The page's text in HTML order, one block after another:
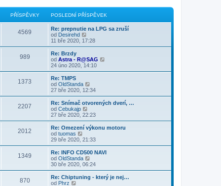
PŘÍSPĚVKY POSLEDNÍ PŘÍSPĚVEK
4569
Re: prepnutie na LPG sa zruší
od Desirehd
o
b
a
z
p
o
s
e
d
n
í
p
í
s
p
ě
v
e
k
11 bře 2020, 17:28
989
Re: Brzdy
od Astra - R@SAG
b
p
e
í
p
s
p
24 úno 2020, 14:10
1373
Re: TMPS
od OldStanda
o
b
r
z
t
p
o
s
e
n
í
p
27 bře 2020, 12:34
2207
Re: Snímač otvorených dverí, …
od Cebukajp
o
b
r
a
z
t
p
o
s
e
27 bře 2020, 22:23
2012
Re: Omezení výkonu motoru
od tuomas
o
b
r
a
z
t
p
29 bře 2020, 21:33
1349
Re: INFO CD500 NAVI
od OldStanda
o
b
30 bře 2020, 06:24
870
Re: Chiptuning - který je nej…
od Phrz